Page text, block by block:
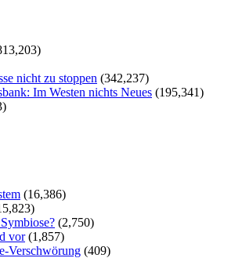
nicht zu stoppen (342,237)
Im Westen nichts Neues (195,341)
(16,386)
(2,750)
vor (1,857)
Verschwörung (409)